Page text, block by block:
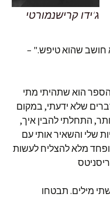
ג'ידו קרישנמורטי
חושב שהוא טיפש." –
הוא שתהיתי מתי
שלא ידעתי, במקום
התחלתי להבין איך,
שלי והשאיר אותי עם
מלא להצליח לעשות
מילים. תבטחו